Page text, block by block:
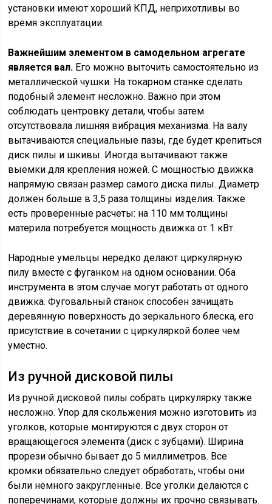
установки имеют хороший КПД, неприхотливы во
время эксплуатации.
Важнейшим элементом в самодельном агрегате
является вал. Его можно выточить самостоятельно из
металлической чушки. На токарном станке сделать
подобный элемент несложно. Важно при этом
соблюдать центровку детали, чтобы затем
отсутствовала лишняя вибрация механизма. На валу
вытачиваются специальные пазы, где будет крепиться
диск пилы и шкивы. Иногда вытачивают также
выемки для крепления ножей. С мощностью движка
напрямую связан размер самого диска пилы. Диаметр
должен больше в 3,5 раза толщины изделия. Также
есть проверенные расчеты: на 110 мм толщины
материла потребуется мощность движка от 1 кВт.
Народные умельцы нередко делают циркулярную
пилу вместе с фуганком на одном основании. Оба
инструмента в этом случае могут работать от одного
движка. Фуговальный станок способен зачищать
деревянную поверхность до зеркального блеска, его
присутствие в сочетании с циркуляркой более чем
уместно.
Из ручной дисковой пилы
Из ручной дисковой пилы собрать циркулярку также
несложно. Упор для скольжения можно изготовить из
уголков, которые монтируются с двух сторон от
вращающегося элемента (диск с зубцами). Ширина
прорези обычно бывает до 5 миллиметров. Все
кромки обязательно следует обработать, чтобы они
были немного закругленные. Все уголки делаются с
поперечинами, которые должны их прочно связывать.